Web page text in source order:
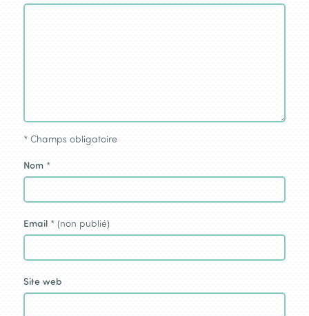
* Champs obligatoire
Nom *
Email * (non publié)
Site web